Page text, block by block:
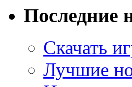
Последние
Скачать
Лучшие